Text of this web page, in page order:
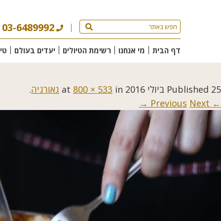
03-6489992
דף הבית מי אנחנו רשימת הטיולים יעדים בעולם
Published 25 ביולי 2016 800 × 533 in גאורגיה.
← Previous
Next →